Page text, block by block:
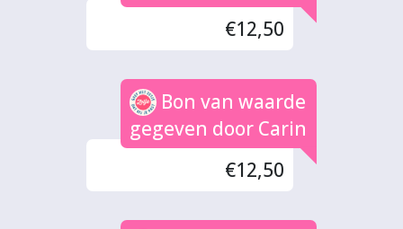
€12,50
Bon van waarde
gegeven door Carin
€12,50